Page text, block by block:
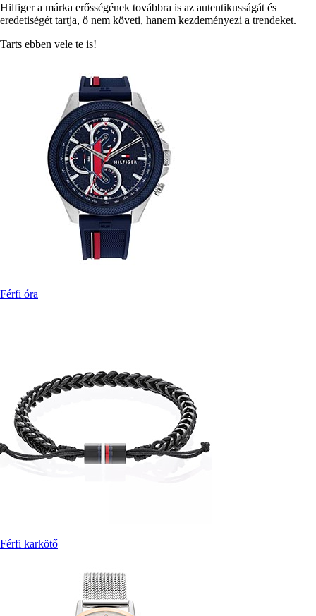
Hilfiger a márka erősségének továbbra is az autentikusságát és
eredetiségét tartja, ő nem követi, hanem kezdeményezi a trendeket.
Tarts ebben vele te is!
Férfi óra
Férfi karkötő